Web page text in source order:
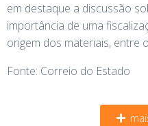
em destaque a discussão
importância de uma
origem dos materiais, entre
Fonte: Correio do Estado